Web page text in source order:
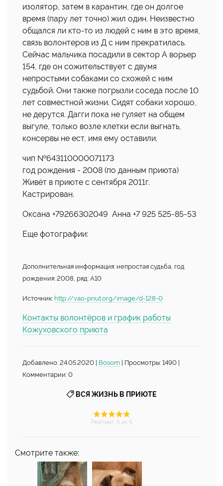
изолятор, затем в карантин, где он долгое
время (пару лет точно) жил один. Неизвестно
общался ли кто-то из людей с ним в это время,
связь волонтеров из Д с ним прекратилась.
Сейчас мальчика посадили в сектор А ворьер
154, где он сожительствует с двумя
непростыми собаками со схожей с ним
судьбой. Они также погрызли соседа после 10
лет совместной жизни. Сидят собаки хорошо,
не дерутся. Дагги пока не гуляет на общем
выгуле, только возле клетки если выгнать,
консервы не ест, имя ему оставили.
чип №643110000071173
год рождения - 2008 (по данным приюта)
Живёт в приюте с сентября 2011г.
Кастрирован.
Оксана +79266302049 Анна +7 925 525-85-53
Еще фотографии:
Дополнительная информация: непростая судьба, год
рождения: 2008, ряд: А10
Источник: http://vao-priut.org/image/d-128-0
Контакты волонтёров и график работы
Кожуховского приюта
Добавлено: 24.05.2020 | Bosom | Просмотры: 1490 |
Комментарии: 0
ВСЯ ЖИЗНЬ В ПРИЮТЕ
Рейтинг: 5 из 5
Смотрите также: